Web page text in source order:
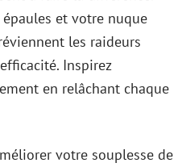
épaules et votre nuque
les raideurs
Inspirez
en relâchant chaque
votre souplesse de